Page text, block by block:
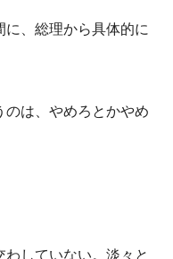
、総理から具体的に
は、やめろとかやめ
していない。淡々と